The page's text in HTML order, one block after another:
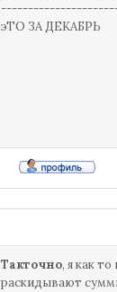
эТО ЗА ДЕКАБРЬ
Такточно, я как
раскидывают